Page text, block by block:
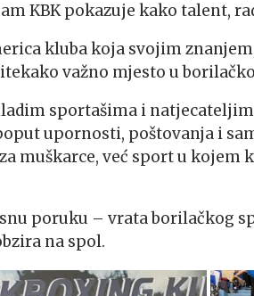
KBK pokazuje kako talent,
kluba koja svojim
važno mjesto u
sportašima i
upornosti, poštovanja i
muškarce, već sport u kojem
poruku – vrata borilačkog
na spol.